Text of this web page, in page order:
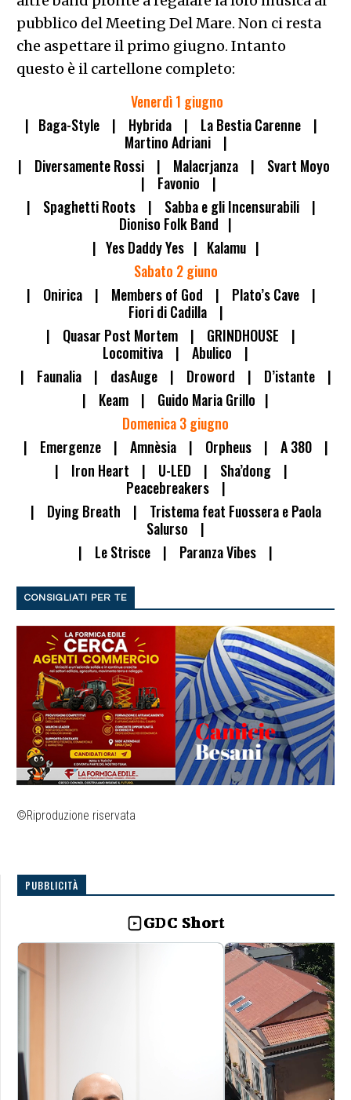
pubblico del Meeting Del Mare. Non ci resta
che aspettare il primo giugno. Intanto
questo è il cartellone completo:
Venerdì 1 giugno
| Baga-Style | Hybrida | La Bestia Carenne |
Martino Adriani |
| Diversamente Rossi | Malacrjanza | Svart Moyo
| Favonio |
| Spaghetti Roots | Sabba e gli Incensurabili |
Dioniso Folk Band |
| Yes Daddy Yes | Kalamu |
Sabato 2 giuno
| Onirica | Members of God | Plato’s Cave |
Fiori di Cadilla |
| Quasar Post Mortem | GRINDHOUSE |
Locomitiva | Abulico |
| Faunalia | dasAuge | Droword | D’istante |
| Keam | Guido Maria Grillo |
Domenica 3 giugno
| Emergenze | Amnèsia | Orpheus | A 380 |
| Iron Heart | U-LED | Sha’dong |
Peacebreakers |
| Dying Breath | Tristema feat Fuossera e Paola
Salurso |
| Le Strisce | Paranza Vibes |
CONSIGLIATI PER TE
©Riproduzione riservata
PUBBLICITÀ
GDC Short